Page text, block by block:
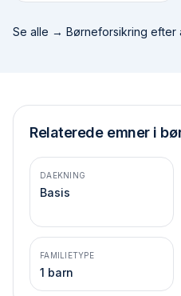
Se alle → Børneforsikring efter
Relaterede emner i
DAEKNING
Basis
FAMILIETYPE
1 barn